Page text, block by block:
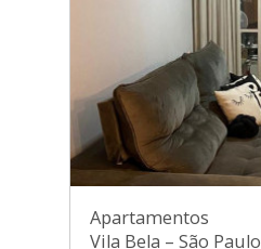
Apartamentos
Vila Bela – São Paulo